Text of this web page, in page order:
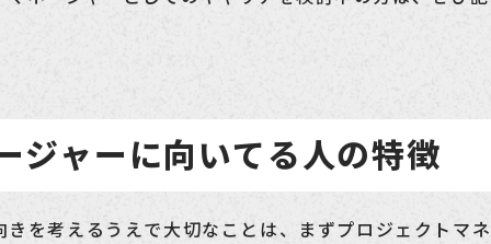
ジャーに向いてる人の特徴
を考えるうえで大切なことは、まずプロジェクトマ